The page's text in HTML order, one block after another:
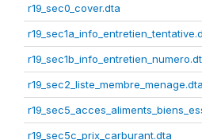
r19_sec0_cover.dta
r19_sec2_liste_membre_menage.dta
r19_sec5c_prix_carburant.dta